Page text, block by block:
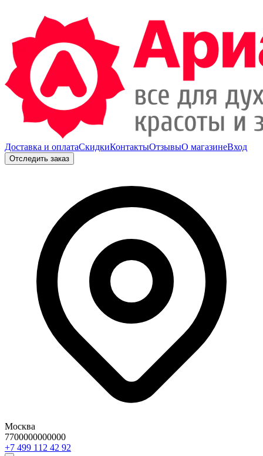
Доставка и оплатаСкидкиКонтактыОтзывыО магазинеВход
Отследить заказ
Москва
7700000000000
29 24 211 994 7+